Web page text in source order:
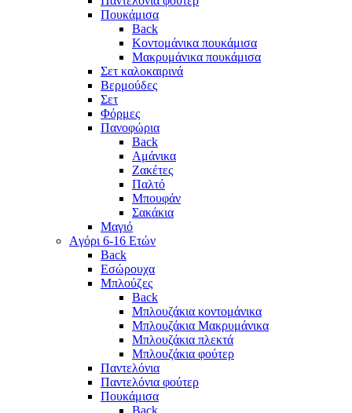
Πουκάμισα
Back
Κοντομάνικα πουκάμισα
Μακρυμάνικα πουκάμισα
Σετ καλοκαιρινά
Βερμούδες
Σετ
Φόρμες
Πανοφώρια
Back
Αμάνικα
Ζακέτες
Παλτό
Μπουφάν
Σακάκια
Μαγιό
Aγόρι 6-16 Ετών
Back
Eσώρουχα
Μπλούζες
Back
Μπλουζάκια κοντομάνικα
Μπλουζάκια Μακρυμάνικα
Μπλουζάκια πλεκτά
Μπλουζάκια φούτερ
Παντελόνια
Παντελόνια φούτερ
Πουκάμισα
Back